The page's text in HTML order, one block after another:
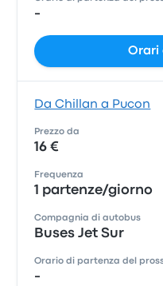
-
Orari
Da Chillan a Pucon
Prezzo da
16 €
Frequenza
1 partenze/giorno
Compagnia di autobus
Buses Jet Sur
Orario di partenza del
-